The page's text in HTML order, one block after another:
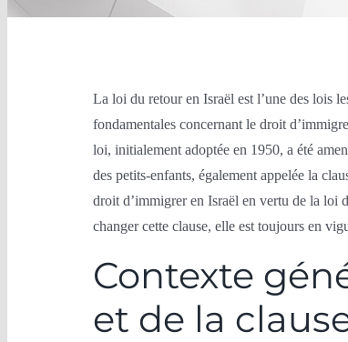
La loi du retour en Israël est l’une des lois
fondamentales concernant le droit
loi, initialement adoptée en 1950, a été
des petits-enfants, également appelée la
droit d’immigrer en Israël en vertu de la loi
changer cette clause, elle est toujours en
Contexte
et de la